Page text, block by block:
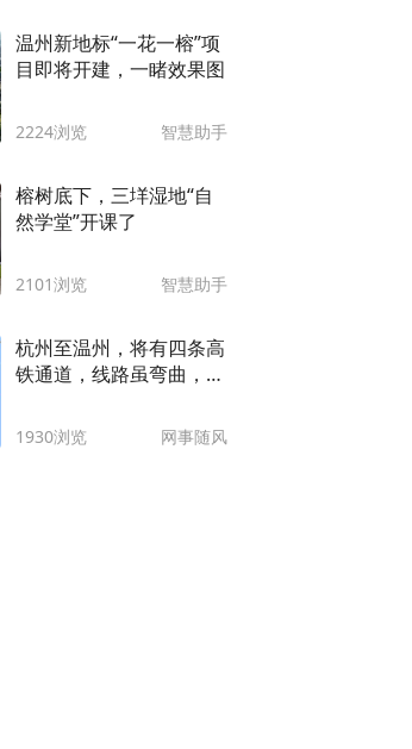
温州新地标“一花一榕”项
目即将开建，一睹效果图
2224浏览 智慧助手
榕树底下，三垟湿地“自
然学堂”开课了
2101浏览 智慧助手
杭州至温州，将有四条高
铁通道，线路虽弯曲，但
1930浏览 网事随风